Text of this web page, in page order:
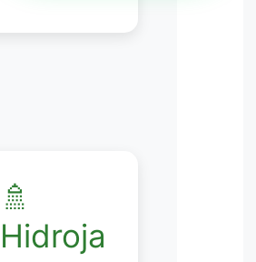
🚿
Hidroja